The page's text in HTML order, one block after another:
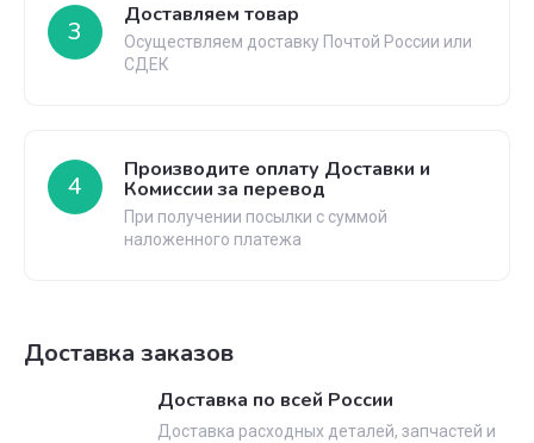
3
Доставляем товар
Осуществляем доставку Почтой России или
СДЕК
4
Производите оплату Доставки и
Комиссии за перевод
При получении посылки с суммой
наложенного платежа
Доставка заказов
Доставка по всей России
Доставка расходных деталей, запчастей и